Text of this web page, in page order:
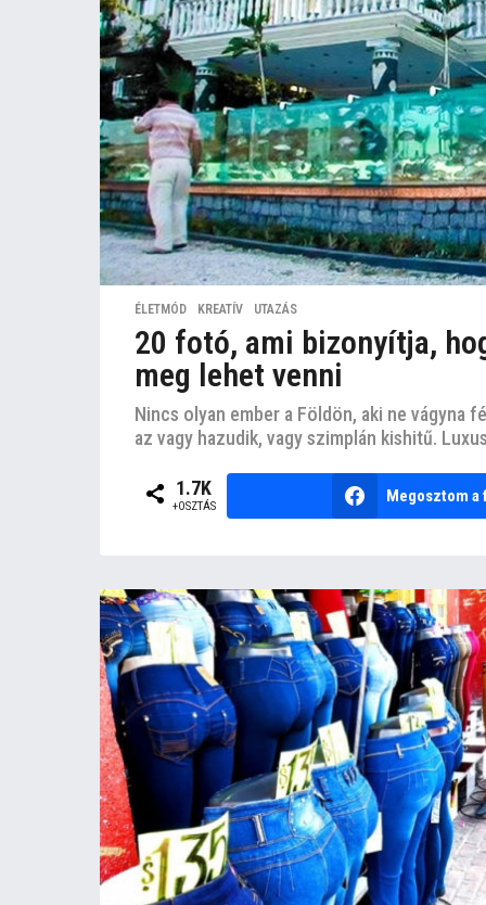
ÉLETMÓD ,KREATÍV ,UTAZÁS
20 fotó, ami bizonyítja,
meg lehet venni
Nincs olyan ember a Földön, aki ne vágyna
az vagy hazudik, vagy szimplán kishitű.
1.7K
+OSZTÁS
Megosztom a